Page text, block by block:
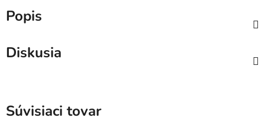
Popis
Diskusia
Súvisiaci tovar